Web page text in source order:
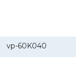
vp-60K040